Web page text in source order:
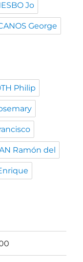
Jo
George
Philip
Ramón del